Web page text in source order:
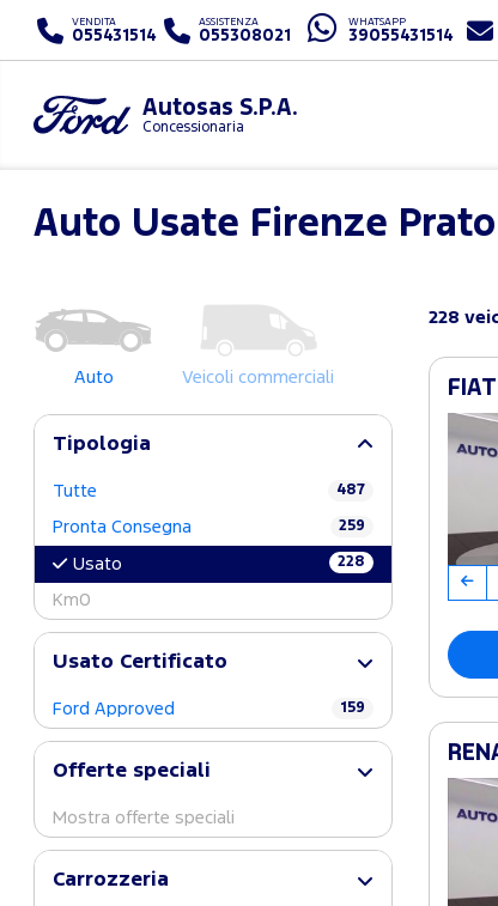
VENDITA
055431514
ASSISTENZA
055308021
WHATSAPP
39055431514
Autosas S.P.A.
Concessionaria
Auto Usate Firenze
Auto Veicoli commerciali
Tipologia
Tutte 487
Pronta Consegna 259
Usato 228
Km0
Usato Certificato
Ford Approved 159
Offerte speciali
Mostra offerte speciali
Carrozzeria
228